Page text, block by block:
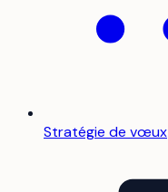
Stratégie de vœux